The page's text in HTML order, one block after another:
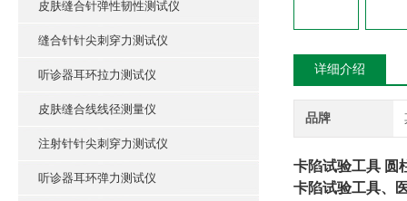
皮肤缝合针弹性韧性测试仪
缝合针针尖刺穿力测试仪
听诊器耳环拉力测试仪
皮肤缝合线线径测量仪
注射针针尖刺穿力测试仪
听诊器耳环弹力测试仪
详细介绍
品牌
卡陷试验工具 圆
卡陷试验工具、